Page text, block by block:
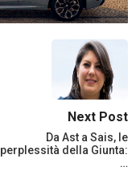
Next Post
Da Ast a Sais, le
perplessità della Giunta:
…